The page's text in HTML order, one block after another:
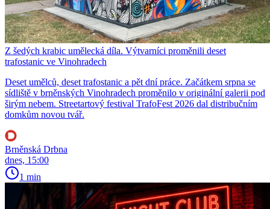
Z šedých krabic umělecká díla. Výtvarníci proměnili deset
trafostanic ve Vinohradech
Deset umělců, deset trafostanic a pět dní práce. Začátkem srpna se
sídliště v brněnských Vinohradech proměnilo v originální galerii pod
širým nebem. Streetartový festival TrafoFest 2026 dal distribučním
domkům novou tvář.
Brněnská Drbna
dnes, 15:00
1 min